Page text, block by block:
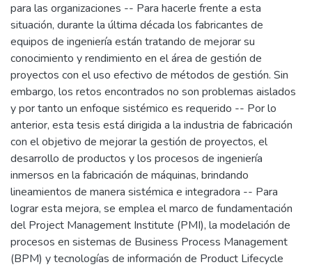
para las organizaciones -- Para hacerle frente a esta
situación, durante la última década los fabricantes de
equipos de ingeniería están tratando de mejorar su
conocimiento y rendimiento en el área de gestión de
proyectos con el uso efectivo de métodos de gestión. Sin
embargo, los retos encontrados no son problemas aislados
y por tanto un enfoque sistémico es requerido -- Por lo
anterior, esta tesis está dirigida a la industria de fabricación
con el objetivo de mejorar la gestión de proyectos, el
desarrollo de productos y los procesos de ingeniería
inmersos en la fabricación de máquinas, brindando
lineamientos de manera sistémica e integradora -- Para
lograr esta mejora, se emplea el marco de fundamentación
del Project Management Institute (PMI), la modelación de
procesos en sistemas de Business Process Management
(BPM) y tecnologías de información de Product Lifecycle